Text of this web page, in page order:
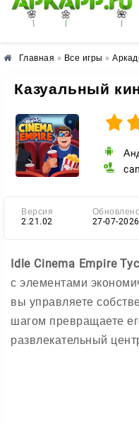
🌸 🌼 🌺
Главная » Все игры »
Казуальный
Версия
2.21.02
Обновлено
27-07-2026
Idle Cinema Empire
с элементами
вы управляете
шагом превращаете
развлекательный